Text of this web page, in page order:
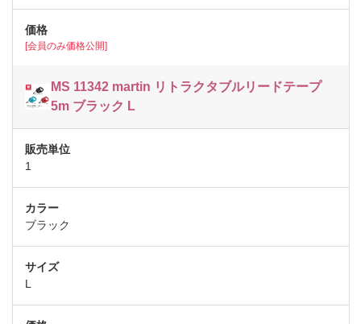
[会員のみ価格公開]
MS 11342 martin リトラクタブルリードテープ
5m ブラック L
1
ブラック
L